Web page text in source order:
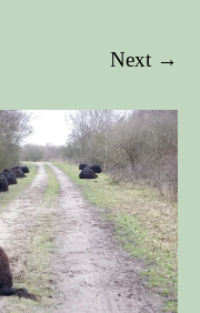
Next →